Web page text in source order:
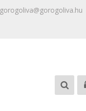
gorogoliva@gorogoliva.hu